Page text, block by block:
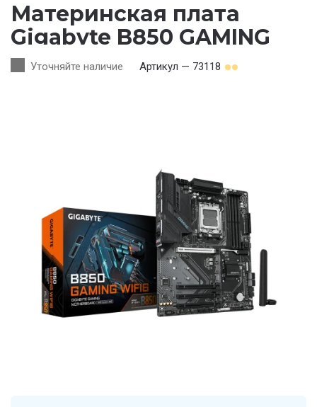
Материнская плата
Gigabyte B850 GAMING
WF6
Уточняйте наличие Артикул — 73118